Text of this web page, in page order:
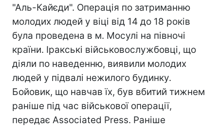
"Аль-Кайєди". Операція по затриманню
молодих людей у віці від 14 до 18 років
була проведена в м. Мосулі на півночі
країни. Іракські військовослужбовці, що
діяли по наведенню, виявили молодих
людей у підвалі нежилого будинку.
Бойовик, що навчав їх, був вбитий тижнем
раніше під час військової операції,
передає Associated Press. Раніше